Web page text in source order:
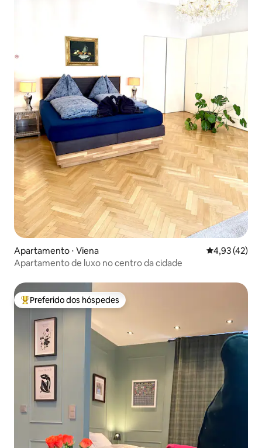
Apartamento ⋅ Viena 4,93 de uma
4,93 (42)
Apartamento de luxo no centro da cidade
Entre os melhores preferidos dos hóspedes
Preferido dos hóspedes